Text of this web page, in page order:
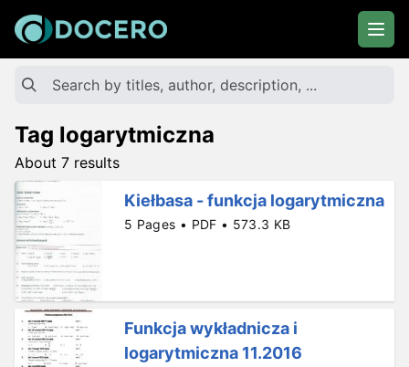
Tag logarytmiczna
About 7 results
Kiełbasa - funkcja logarytmiczna
5 Pages • PDF • 573.3 KB
Funkcja wykładnicza i
logarytmiczna 11.2016